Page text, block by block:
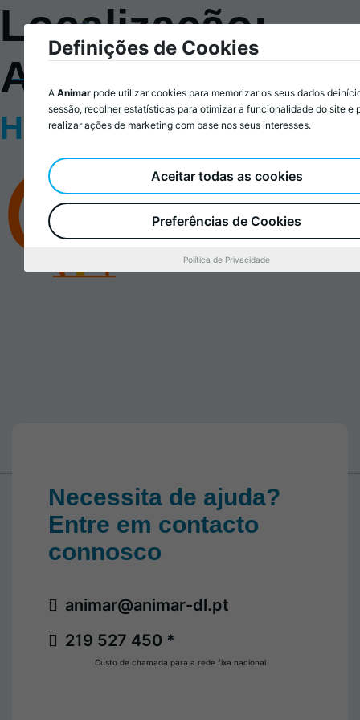
Localização:
Abrantes
Human Coop, Crl
Necessita de ajuda?
Entre em contacto
connosco
219 527 450 *
animar@animar-dl.pt
Custo de chamada para a rede fixa nacional
Definições de Cookies
A Animar pode utilizar cookies para memorizar os seus dados
sessão, recolher estatísticas para otimizar a funcionalidade do site e
realizar ações de marketing com base nos seus interesses.
Preferências de Cookies
Aceitar todas as cookies
Política de Privacidade